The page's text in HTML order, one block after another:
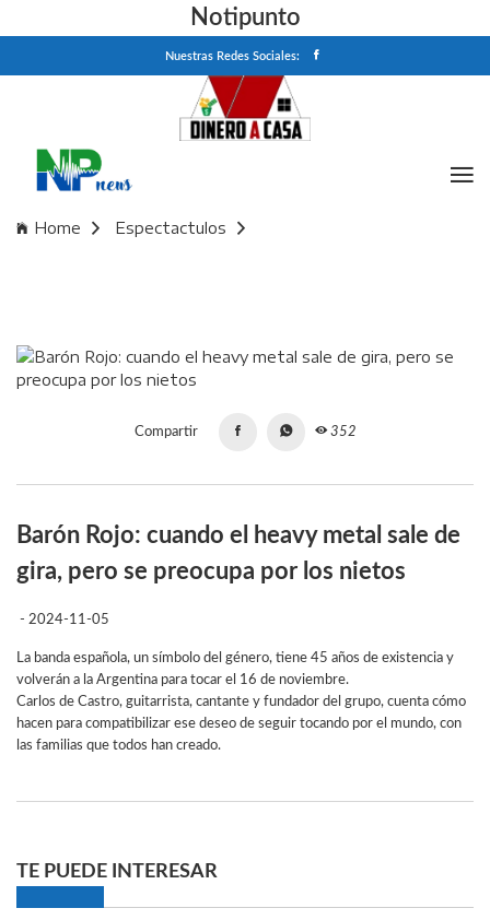
Notipunto
Nuestras Redes Sociales:
Home
Espectactulos
Compartir 352
Barón Rojo: cuando el heavy metal sale de
gira, pero se preocupa por los nietos
- 2024-11-05
La banda española, un símbolo del género, tiene 45 años de existencia y
volverán a la Argentina para tocar el 16 de noviembre.
Carlos de Castro, guitarrista, cantante y fundador del grupo, cuenta cómo
hacen para compatibilizar ese deseo de seguir tocando por el mundo, con
las familias que todos han creado.
TE PUEDE INTERESAR